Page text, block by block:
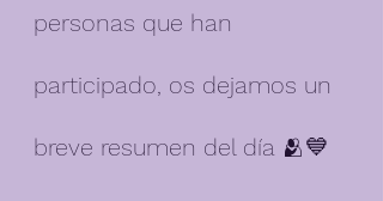
personas que han
participado, os dejamos un
breve resumen del día 🫂💙